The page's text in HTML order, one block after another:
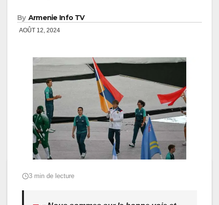
By Armenie Info TV
AOÛT 12, 2024
3 min de lecture